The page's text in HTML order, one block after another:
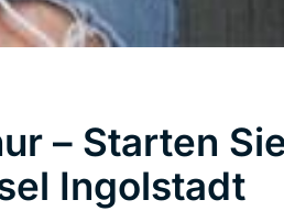
– Starten
Ingolstadt